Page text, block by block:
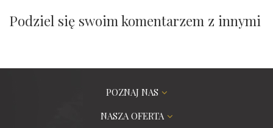
Podziel się swoim komentarzem z innymi
POZNAJ NAS
NASZA OFERTA